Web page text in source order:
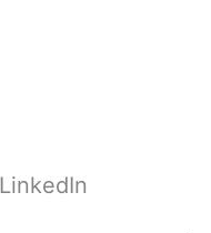
LinkedIn